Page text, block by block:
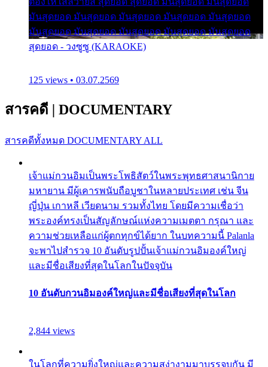
มันสุดยอด มันสุดยอด มันสุดยอด มันสุดยอด มันสุดยอด
มันสุดยอด มันสุดยอด มันสุดยอด มันสุดยอด มันสุดยอด
สุดยอด - วงซูซู (KARAOKE)
125 views • 03.07.2569
สารคดี | DOCUMENTARY
สารคดีทั้งหมด DOCUMENTARY ALL
เจ้าแม่กวนอิมเป็นพระโพธิสัตว์ในพระพุทธศาสนานิกาย
มหายาน มีผู้เคารพนับถือบูชาในหลายประเทศ เช่น จีน
ญี่ปุ่น เกาหลี เวียดนาม รวมทั้งไทย โดยมีความเชื่อว่า
พระองค์ทรงเป็นสัญลักษณ์แห่งความเมตตา กรุณา และ
ความช่วยเหลือแก่ผู้ตกทุกข์ได้ยาก ในบทความนี้ Palanla
จะพาไปสำรวจ 10 อันดับรูปปั้นเจ้าแม่กวนอิมองค์ใหญ่
และมีชื่อเสียงที่สุดในโลกในปัจจุบัน
10 อันดับกวนอิมองค์ใหญ่และมีชื่อเสียงที่สุดในโลก
2,844 views
ในโลกที่ความยิ่งใหญ่และความสง่างามมาบรรจบกัน มี